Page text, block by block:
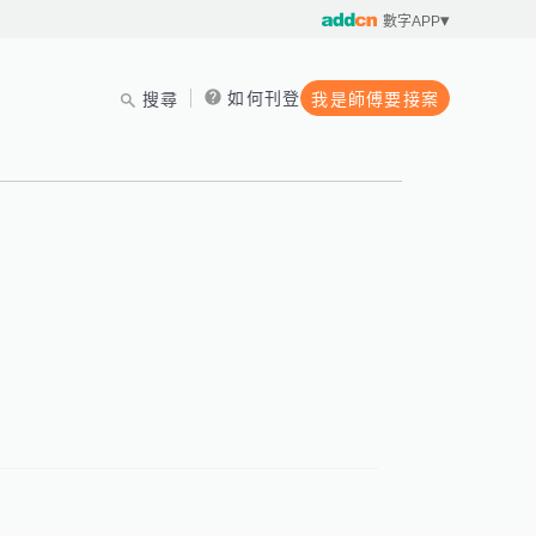
數字APP
搜尋 如何刊登 我是師傅要接案